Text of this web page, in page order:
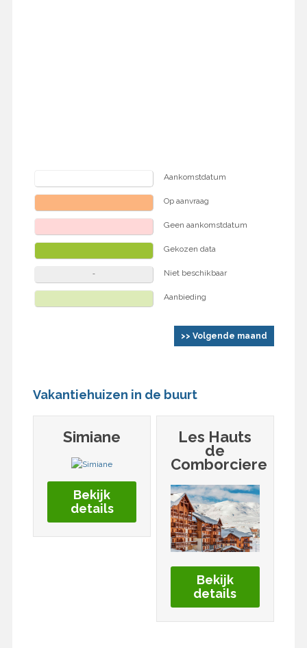
Aankomstdatum
Op aanvraag
Geen aankomstdatum
Gekozen data
Niet beschikbaar
Aanbieding
>> Volgende maand
Vakantiehuizen in de buurt
Simiane
Bekijk
details
Les Hauts
de
Comborciere
Bekijk
details